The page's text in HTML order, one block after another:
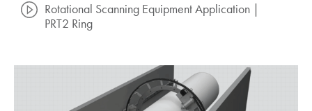
Rotational Scanning Equipment Application |
PRT2 Ring